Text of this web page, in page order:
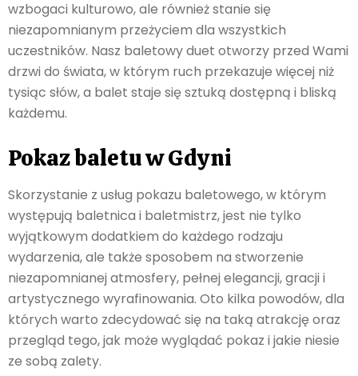
wzbogaci kulturowo, ale również stanie się
niezapomnianym przeżyciem dla wszystkich
uczestników. Nasz baletowy duet otworzy przed Wami
drzwi do świata, w którym ruch przekazuje więcej niż
tysiąc słów, a balet staje się sztuką dostępną i bliską
każdemu.
Pokaz baletu w Gdyni
Skorzystanie z usług pokazu baletowego, w którym
występują baletnica i baletmistrz, jest nie tylko
wyjątkowym dodatkiem do każdego rodzaju
wydarzenia, ale także sposobem na stworzenie
niezapomnianej atmosfery, pełnej elegancji, gracji i
artystycznego wyrafinowania. Oto kilka powodów, dla
których warto zdecydować się na taką atrakcję oraz
przegląd tego, jak może wyglądać pokaz i jakie niesie
ze sobą zalety.